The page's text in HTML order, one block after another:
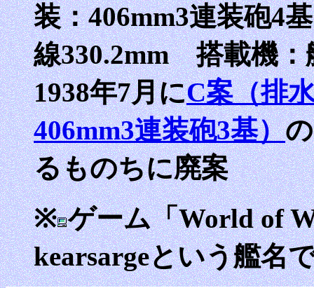
装：406mm3連装砲
線330.2mm 搭載機：
1938年7月にC案（排
406mm3連装砲3基）
るものちに廃案
※ ゲーム「World of
kearsargeという艦名